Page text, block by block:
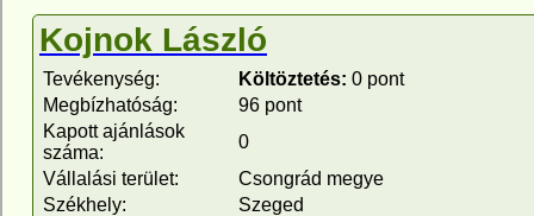
Kojnok László
Tevékenység: Költöztetés: 0 pont
Megbízhatóság:
96 pont
Kapott ajánlások
száma:
0
Vállalási terület:
Csongrád megye
Székhely:
Szeged